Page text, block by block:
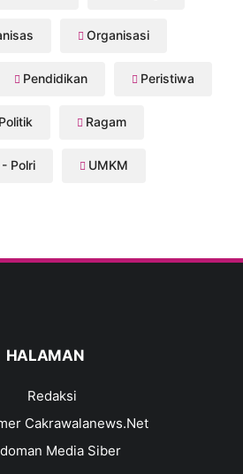
Organisasi
Pendidikan Peristiwa
Politik Ragam
Polri UMKM
HALAMAN
Redaksi
Cakrawalanews.Net
Media Siber